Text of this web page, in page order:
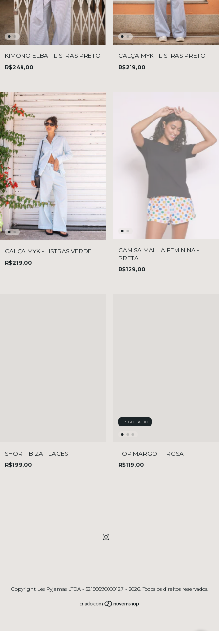
KIMONO ELBA - LISTRAS PRETO
R$249,00
CALÇA MYK - LISTRAS PRETO
R$219,00
CALÇA MYK - LISTRAS VERDE
R$219,00
CAMISA MALHA FEMININA -
PRETA
R$129,00
SHORT IBIZA - LACES
R$199,00
ESGOTADO
TOP MARGOT - ROSA
R$119,00
Copyright Les Pyjamas LTDA - 52199590000127 - 2026. Todos os direitos reservados.